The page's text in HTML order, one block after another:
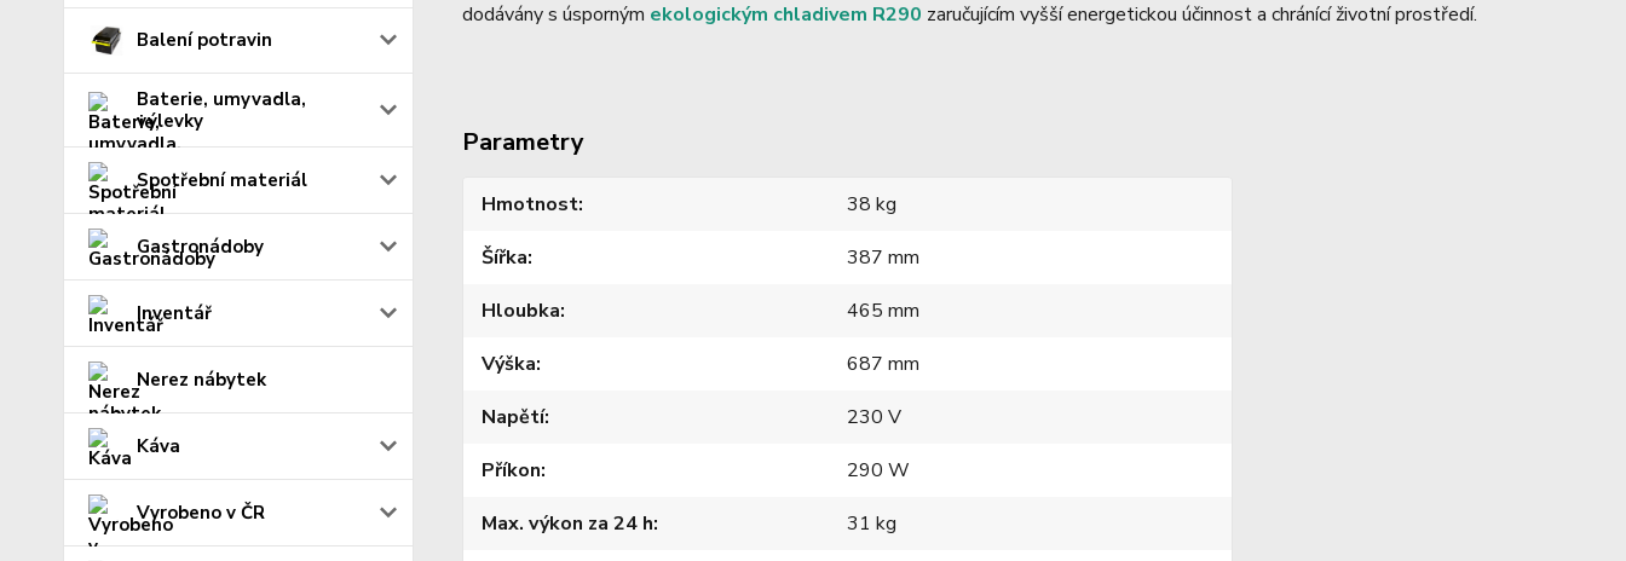
Balení potravin
Baterie, umyvadla,
výlevky
Spotřební materiál
Gastronádoby
Inventář
Nerez nábytek
Káva
Vyrobeno v ČR
dodávány s úsporným ekologickým chladivem R290 zaručujícím vyšší energetickou účinnost a chránící životní prostředí.
Parametry
Hmotnost
38 kg
Šířka
387 mm
Hloubka
465 mm
Výška
687 mm
Napětí
230 V
Příkon
290 W
Max. výkon za 24 h
31 kg